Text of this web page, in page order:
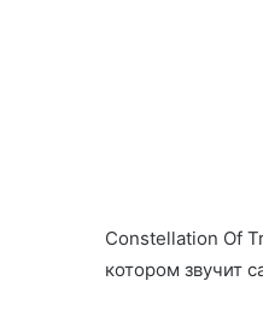
Constellation Of
котором звучит